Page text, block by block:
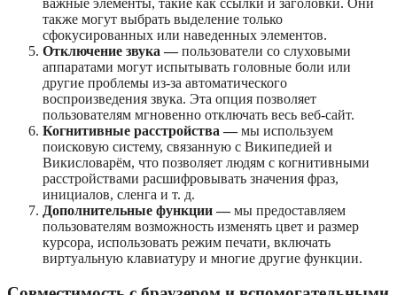
важные элементы, такие как ссылки и заголовки. Они
также могут выбрать выделение только
сфокусированных или наведенных элементов.
Отключение звука —пользователи со слуховыми
аппаратами могут испытывать головные боли или
другие проблемы из-за автоматического
воспроизведения звука. Эта опция позволяет
пользователям мгновенно отключать весь веб-сайт.
Когнитивные расстройства —мы используем
поисковую систему, связанную с Википедией и
Викисловарём, что позволяет людям с когнитивными
расстройствами расшифровывать значения фраз,
инициалов, сленга и т. д.
Дополнительные функции —мы предоставляем
пользователям возможность изменять цвет и размер
курсора, использовать режим печати, включать
виртуальную клавиатуру и многие другие функции.